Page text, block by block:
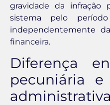
gravidade da infração
sistema pelo
independentemente
financeira.
Diferença
pecuniária e
administrativa